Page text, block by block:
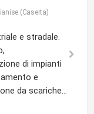
(Caserta)
e stradale.
di impianti
e
da scariche...